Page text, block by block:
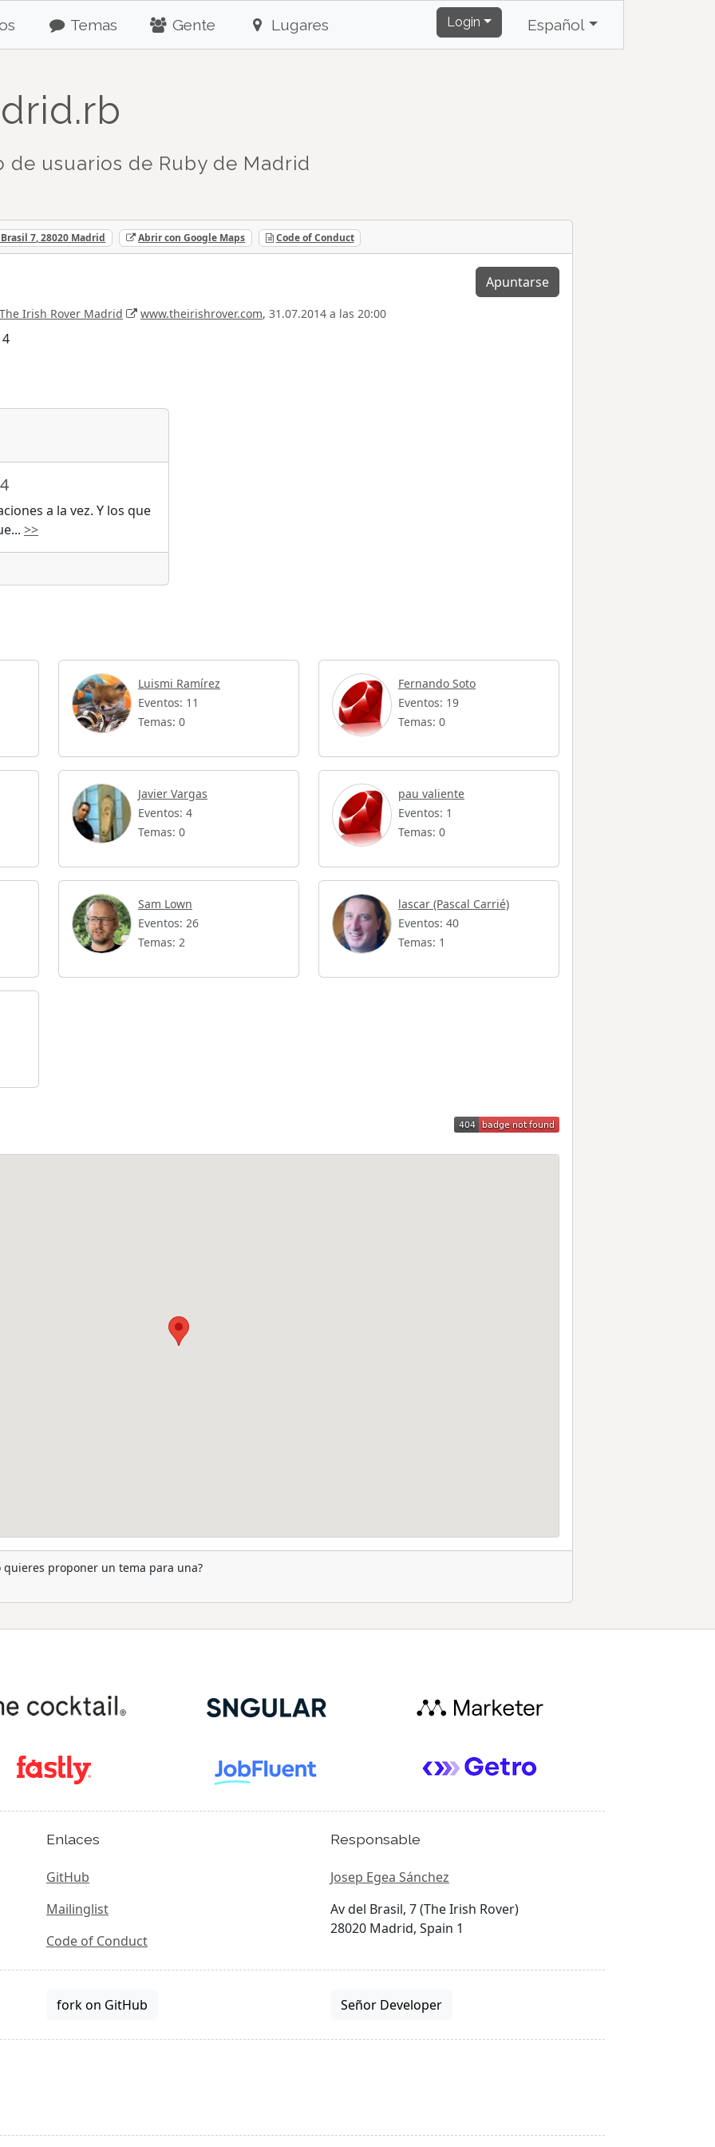
Temas Gente Lugares Login Español
de usuarios de Ruby de Madrid
7, 28020 Madrid Abrir con Google Maps Code of Conduct
The Irish Rover Madrid www.theirishrover.com, 31.07.2014 a las 20:00
Apuntarse
a la vez. Y los que
... >>
Luismi Ramírez
Eventos: 11
Temas: 0
Fernando Soto
Eventos: 19
Temas: 0
Javier Vargas
Eventos: 4
Temas: 0
pau valiente
Eventos: 1
Temas: 0
Sam Lown
Eventos: 26
Temas: 2
lascar (Pascal Carrié)
Eventos: 40
Temas: 1
proponer un tema para una?
Enlaces
GitHub
Mailinglist
Code of Conduct
Responsable
Josep Egea Sánchez
Av del Brasil, 7 (The Irish Rover)
28020 Madrid, Spain 1
fork on GitHub Señor Developer